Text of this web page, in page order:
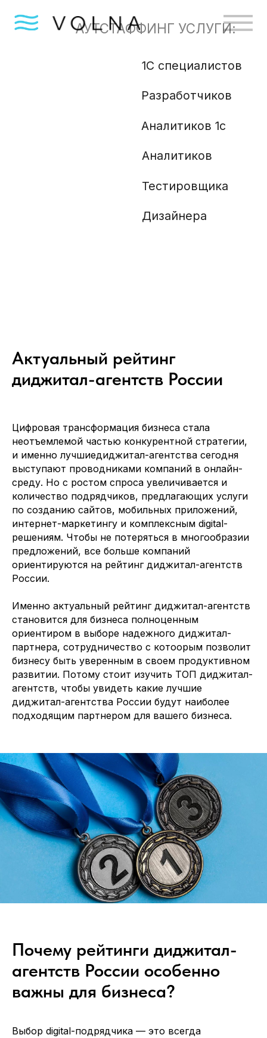
Разработчиков
Аналитиков 1с
Тестировщика
Дизайнера
АУТСТАФФИНГ УСЛУГИ:
Актуальный рейтинг
диджитал-агентств России
Цифровая трансформация бизнеса стала
неотъемлемой частью конкурентной стратегии,
и именно лучшиедиджитал-агентства сегодня
выступают проводниками компаний в онлайн-
среду. Но с ростом спроса увеличивается и
количество подрядчиков, предлагающих услуги
по созданию сайтов, мобильных приложений,
интернет-маркетингу и комплексным digital-
решениям. Чтобы не потеряться в многообразии
предложений, все больше компаний
ориентируются на рейтинг диджитал-агентств
России.
Именно актуальный рейтинг диджитал-агентств
становится для бизнеса полноценным
ориентиром в выборе надежного диджитал-
партнера, сотрудничество с котоорым позволит
бизнесу быть уверенным в своем продуктивном
развитии. Потому стоит изучить ТОП диджитал-
агентств, чтобы увидеть какие лучшие
диджитал-агентства России будут наиболее
подходящим партнером для вашего бизнеса.
Почему рейтинги диджитал-
агентств России особенно
важны для бизнеса?
Выбор digital-подрядчика — это всегда